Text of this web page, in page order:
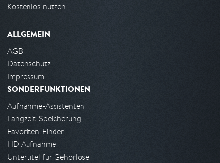
Kostenlos nutzen
ALLGEMEIN
AGB
Datenschutz
Impressum
SONDERFUNKTIONEN
Aufnahme-Assistenten
Langzeit-Speicherung
Favoriten-Finder
HD Aufnahme
Untertitel für Gehörlose